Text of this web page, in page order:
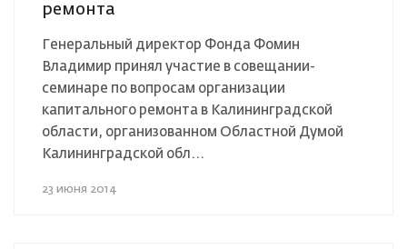
ремонта
Генеральный директор Фонда Фомин
Владимир принял участие в совещании-
семинаре по вопросам организации
капитального ремонта в Калининградской
области, организованном Областной Думой
Калининградской обл...
23 июня 2014